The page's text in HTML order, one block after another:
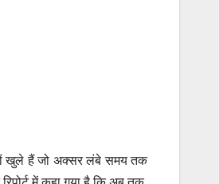
खुले हैं जो अक्सर लंबे समय तक